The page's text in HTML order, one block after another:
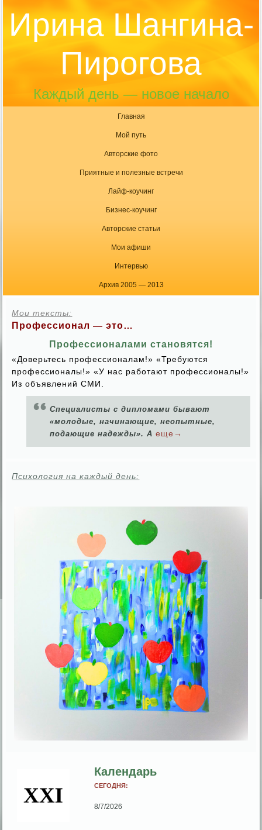
Ирина Шангина-
Пирогова
Каждый день — новое начало
Главная
Мой путь
Авторские фото
Приятные и полезные встречи
Лайф-коучинг
Бизнес-коучинг
Авторские статьи
Мои афиши
Интервью
Архив 2005 — 2013
Мои тексты:
Профессионал — это…
Профессионалами становятся!
«Доверьтесь профессионалам!» «Требуются
профессионалы!» «У нас работают профессионалы!»
Из объявлений СМИ.
Специалисты с дипломами бывают
«молодые, начинающие, неопытные,
подающие надежды». Аеще→
Психология на каждый день:
Календарь
СЕГОДНЯ:
8/7/2026